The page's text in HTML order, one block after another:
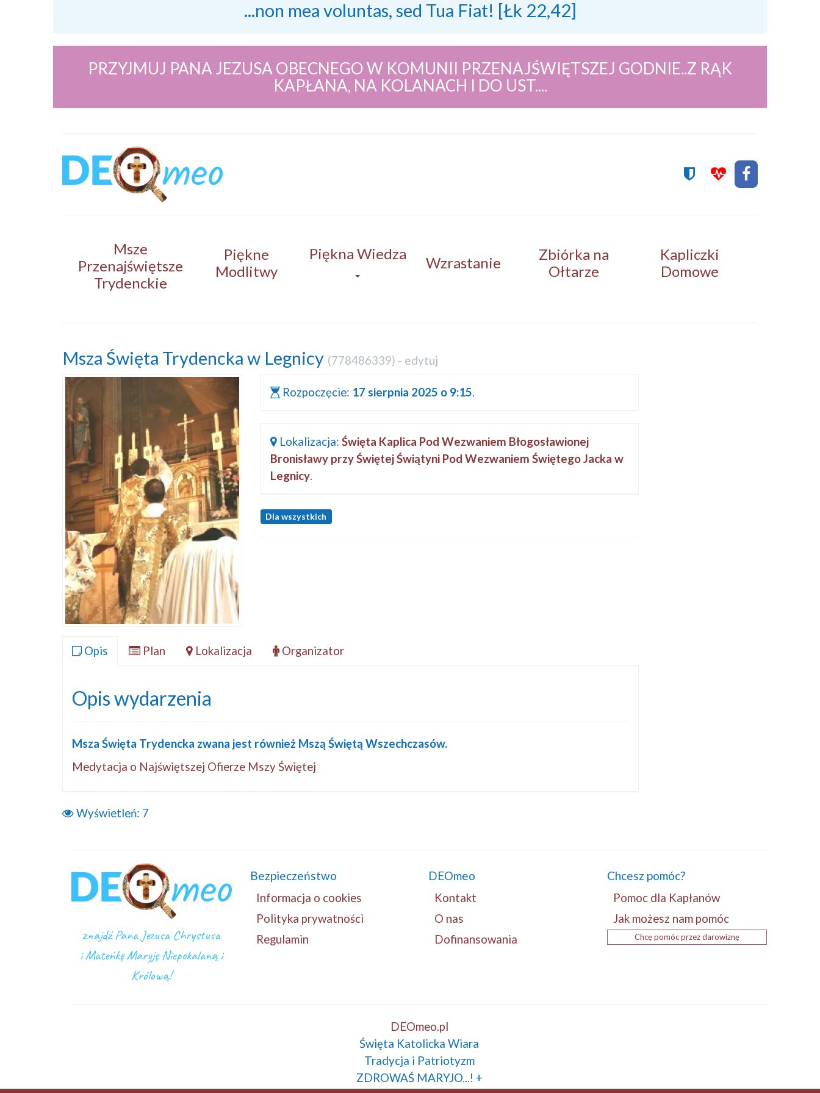
...non mea voluntas, sed Tua Fiat! [Łk 22,42]
PRZYJMUJ PANA JEZUSA OBECNEGO W KOMUNII PRZENAJŚWIĘTSZEJ GODNIE..Z RĄK
KAPŁANA, NA KOLANACH I DO UST....
Msze
Przenajświętsze
Trydenckie
Piękne
Modlitwy
Piękna Wiedza
Wzrastanie
Zbiórka na
Ołtarze
Kapliczki
Domowe
Msza Święta Trydencka w Legnicy (778486339) - edytuj
Rozpoczęcie: 17 sierpnia 2025 o 9:15
Lokalizacja: Święta Kaplica Pod Wezwaniem Błogosławionej
Bronisławy przy Świętej Świątyni Pod Wezwaniem Świętego Jacka w
Legnicy.
Dla wszystkich
Opis Plan Lokalizacja Organizator
Opis wydarzenia
Msza Święta Trydencka zwana jest również Mszą Świętą Wszechczasów.
Medytacja o Najświętszej Ofierze Mszy Świętej
Wyświetleń: 7
znajdź Pana Jezusa Chrystusa
i Mateńkę Maryję Niepokalaną i
Królową!
Bezpieczeństwo
Informacja o cookies
Polityka prywatności
Regulamin
DEOmeo
Kontakt
O nas
Dofinansowania
Chcesz pomóc?
Pomoc dla Kapłanów
Jak możesz nam pomóc
Chcę pomóc przez darowiznę
DEOmeo.pl
Święta Katolicka Wiara
Tradycja i Patriotyzm
ZDROWAŚ MARYJO...! +